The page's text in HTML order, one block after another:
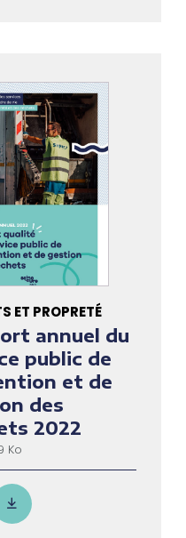
ET PROPRETÉ
annuel du
public de
et de
des
2022
Ko